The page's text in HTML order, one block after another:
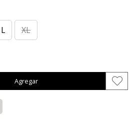
L XL
Agregar